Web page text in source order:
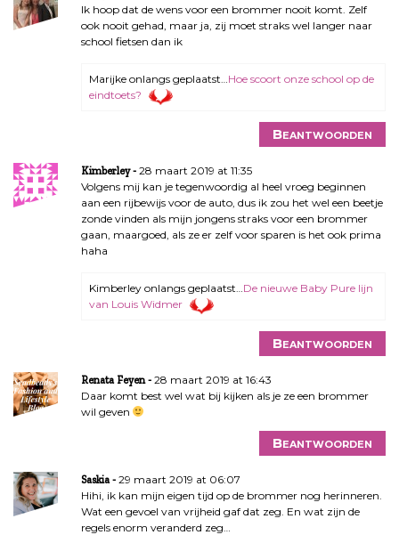
t
n
i
e
Ik hoop dat de wens voor een brommer nooit komt. Zelf
ook nooit gehad, maar ja, zij moet straks wel langer naar
school fietsen dan ik
Marijke onlangs geplaatst… Hoe scoort onze school op de
eindtoets?
Beantwoorden
Kimberley
28 maart 2019 at 11:35
Volgens mij kan je tegenwoordig al heel vroeg beginnen
aan een rijbewijs voor de auto, dus ik zou het wel een beetje
zonde vinden als mijn jongens straks voor een brommer
gaan, maargoed, als ze er zelf voor sparen is het ook prima
haha
Kimberley onlangs geplaatst… De nieuwe Baby Pure lijn
van Louis Widmer
Beantwoorden
Renata Feyen
28 maart 2019 at 16:43
Daar komt best wel wat bij kijken als je ze een brommer
wil geven
Beantwoorden
Saskia
29 maart 2019 at 06:07
Hihi, ik kan mijn eigen tijd op de brommer nog herinneren.
Wat een gevoel van vrijheid gaf dat zeg. En wat zijn de
regels enorm veranderd zeg…